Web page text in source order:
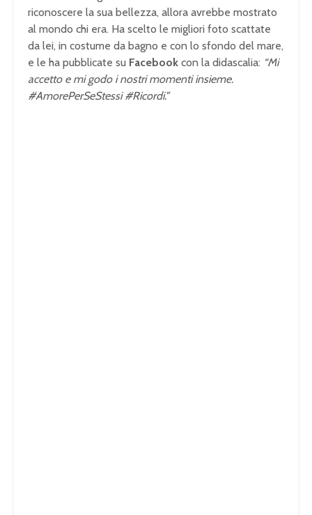
riconoscere la sua bellezza, allora avrebbe mostrato
al mondo chi era. Ha scelto le migliori foto scattate
da lei, in costume da bagno e con lo sfondo del mare,
e le ha pubblicate su Facebook con la didascalia: “Mi
accetto e mi godo i nostri momenti insieme.
#AmorePerSeStessi #Ricordi.”